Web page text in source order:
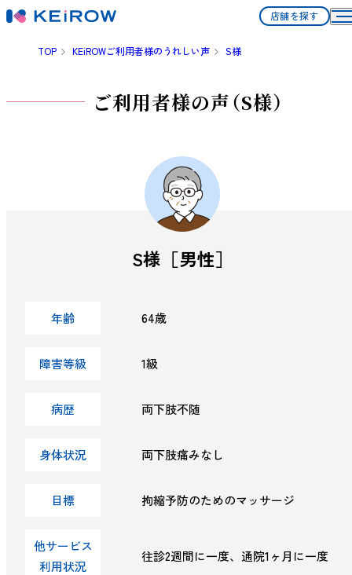
店舗を探す
TOP KEiROWご利用者様のうれしい声 S様
ご利用者様の声（S様）
S様［男性］
年齢 64歳
障害等級 1級
病歴 両下肢不随
身体状況 両下肢痛みなし
目標 拘縮予防のためのマッサージ
他サービス
利用状況
往診2週間に一度、通院1ヶ月に一度